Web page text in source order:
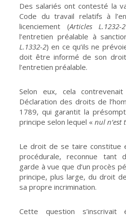
Des salariés ont contesté la
Code du travail relatifs à
licenciement (Articles
l’entretien préalable à
L.1332-2) en ce qu’ils ne
doit être informé de son
l’entretien préalable.
Selon eux, cela
Déclaration des droits de
1789, qui garantit la
principe selon lequel « nul n’est
Le droit de se taire constitue
procédurale, reconnue tant
garde à vue que d’un procès
principe, plus large, du droit
sa propre incrimination.
Cette question s’inscrivait